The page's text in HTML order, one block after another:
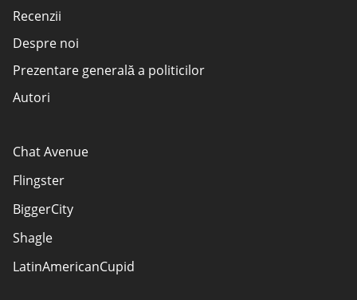
Recenzii
Despre noi
Prezentare generală a politicilor
Autori
Divulgarea agentului de publicitate
TERMENI DE UTILIZARE
Sitemap
Contactează-ne
Chat Avenue
Flingster
BiggerCity
Shagle
LatinAmericanCupid